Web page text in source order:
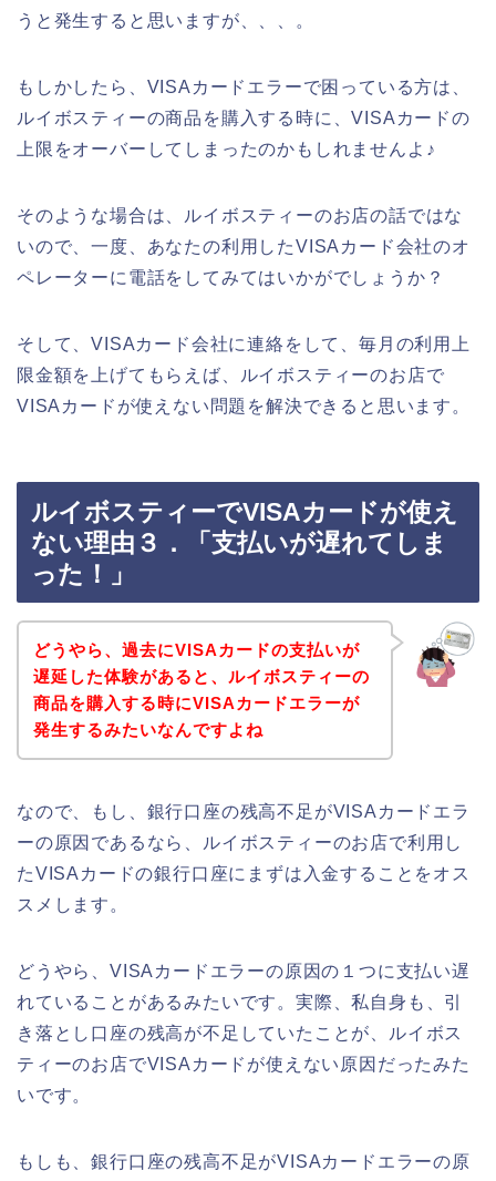
うと発生すると思いますが、、、。
もしかしたら、VISAカードエラーで困っている方は、
ルイボスティーの商品を購入する時に、VISAカードの
上限をオーバーしてしまったのかもしれませんよ♪
そのような場合は、ルイボスティーのお店の話ではな
いので、一度、あなたの利用したVISAカード会社のオ
ペレーターに電話をしてみてはいかがでしょうか？
そして、VISAカード会社に連絡をして、毎月の利用上
限金額を上げてもらえば、ルイボスティーのお店で
VISAカードが使えない問題を解決できると思います。
ルイボスティーでVISAカードが使え
ない理由３．「支払いが遅れてしま
った！」
どうやら、過去にVISAカードの支払いが
遅延した体験があると、ルイボスティーの
商品を購入する時にVISAカードエラーが
発生するみたいなんですよね
なので、もし、銀行口座の残高不足がVISAカードエラ
ーの原因であるなら、ルイボスティーのお店で利用し
たVISAカードの銀行口座にまずは入金することをオス
スメします。
どうやら、VISAカードエラーの原因の１つに支払い遅
れていることがあるみたいです。実際、私自身も、引
き落とし口座の残高が不足していたことが、ルイボス
ティーのお店でVISAカードが使えない原因だったみた
いです。
もしも、銀行口座の残高不足がVISAカードエラーの原